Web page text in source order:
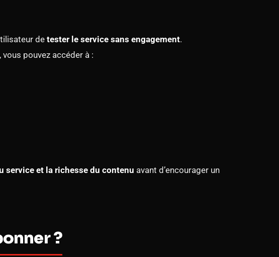
detester le service sans engagement.
pouvez accéder à :
service et la richesse du contenu avant d’encourager un
?